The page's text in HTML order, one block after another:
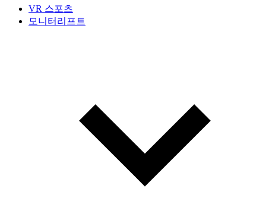
VR 스포츠
모니터리프트